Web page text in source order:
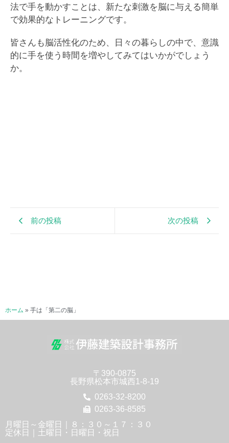
法で手を動かすことは、新たな刺激を脳に与える簡単
で効果的なトレーニングです。
皆さんも脳活性化のため、日々の暮らしの中で、意識
的に手を使う時間を増やしてみてはいかがでしょう
か。
前の投稿 次の投稿
ホーム » 手は「第二の脳」
〒390-0875
長野県松本市城西1-8-19
0263-32-8200
0263-36-8585
月曜日～金曜日｜８：３０～１７：３０
定休日｜土曜日・日曜日・祝日